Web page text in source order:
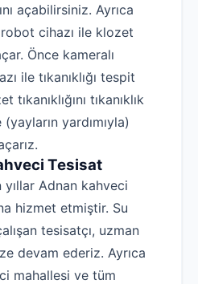
açabilirsiniz. Ayrıca
cihazı ile klozet
Önce kameralı
ile tıkanıklığı tespit
tıkanıklık
yardımıyla)
Tesisat
Adnan kahveci
hizmet etmiştir. Su
tesisatçı, uzman
devam ederiz. Ayrıca
mahallesi ve tüm